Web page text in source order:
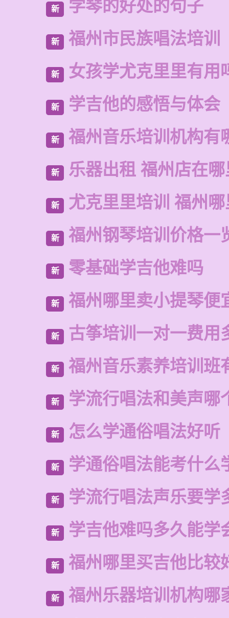
新 学琴的好处的句子
新 福州市民族唱法培训
新 女孩学尤克里里有用
新 学吉他的感悟与体会
新 福州音乐培训机构有
新 乐器出租 福州店在
新 尤克里里培训 福州
新 福州钢琴培训价格一
新 零基础学吉他难吗
新 福州哪里卖小提琴便
新 古筝培训一对一费用
新 福州音乐素养培训班
新 学流行唱法和美声哪
新 怎么学通俗唱法好听
新 学通俗唱法能考什么
新 学流行唱法声乐要学
新 学吉他难吗多久能学
新 福州哪里买吉他比较
新 福州乐器培训机构哪